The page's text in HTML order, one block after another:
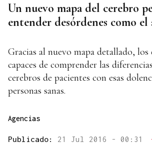
Un nuevo mapa del cerebro
entender desórdenes como el
Gracias al nuevo mapa detallado,
capaces de comprender las
cerebros de pacientes con esas
personas sanas.
Agencias
Publicado: 21 Jul 2016 - 00:31